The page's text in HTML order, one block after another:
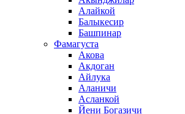
Алайкой
Балыкесир
Башпинар
Фамагуста
Акова
Акдоган
Айлука
Аланичи
Асланкой
Йени Богазичи